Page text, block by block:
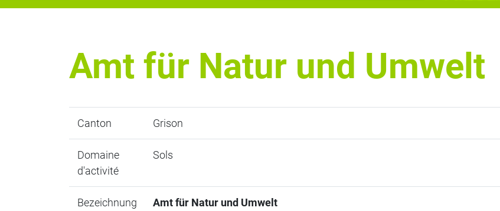
Amt für Natur und Umwelt
Canton Grison
Domaine
d'activité
Sols
Bezeichnung Amt für Natur und Umwelt